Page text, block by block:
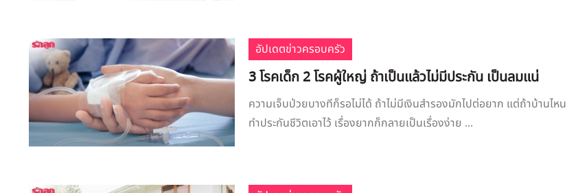
อัปเดตข่าวครอบครัว
3 โรคเด็ก 2 โรคผู้ใหญ่ ถ้าเป็นแล้วไม่มีประกัน เป็นลมแน่
ความเจ็บป่วยบางทีก็รอไม่ได้ ถ้าไม่มีเงินสำรองมักไปต่อยาก แต่ถ้าบ้านไหน
ทำประกันชีวิตเอาไว้ เรื่องยากก็กลายเป็นเรื่องง่าย ...